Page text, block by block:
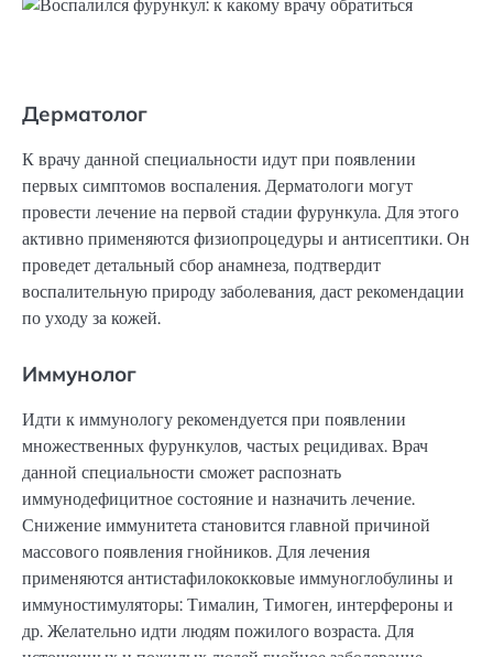
Дерматолог
К врачу данной специальности идут при появлении
первых симптомов воспаления. Дерматологи могут
провести лечение на первой стадии фурункула. Для этого
активно применяются физиопроцедуры и антисептики. Он
проведет детальный сбор анамнеза, подтвердит
воспалительную природу заболевания, даст рекомендации
по уходу за кожей.
Иммунолог
Идти к иммунологу рекомендуется при появлении
множественных фурункулов, частых рецидивах. Врач
данной специальности сможет распознать
иммунодефицитное состояние и назначить лечение.
Снижение иммунитета становится главной причиной
массового появления гнойников. Для лечения
применяются антистафилококковые иммуноглобулины и
иммуностимуляторы: Тималин, Тимоген, интерфероны и
др. Желательно идти людям пожилого возраста. Для